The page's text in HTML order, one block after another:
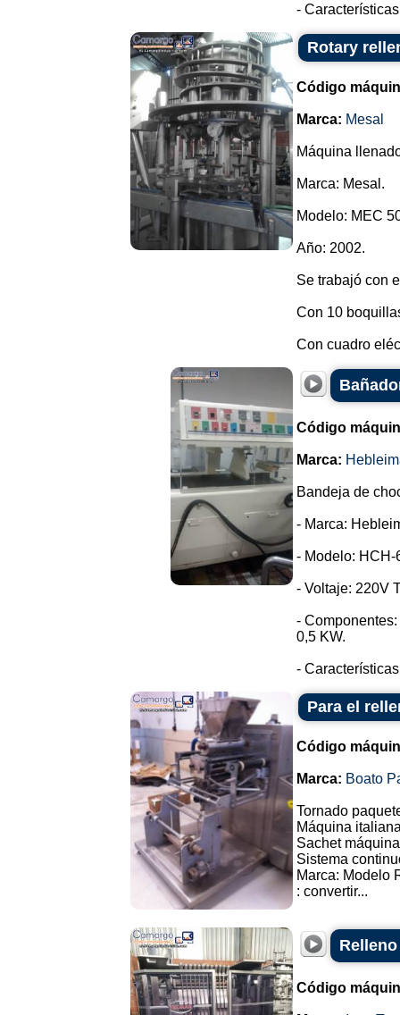
-
Rotary
Código
Marca: Mesal
Máquina
Marca: Mesal.
Modelo: MEC
Año: 2002.
Se trabajó con
Con 10
Con cuadro
Código
Marca:
Bandeja de
- Marca:
- Modelo: HCH-
- Voltaje: 220V
-
0,5 KW.
-
Para el
Código
Marca: Boato
Tornado
Máquina
Sachet
Sistema
Marca: Modelo
: convertir...
Código